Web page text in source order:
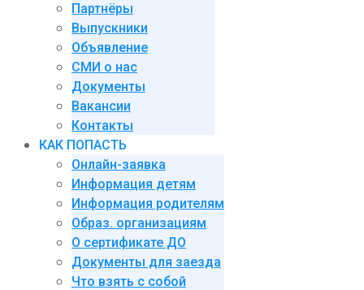
Партнёры
Выпускники
Объявление
СМИ о нас
Документы
Вакансии
Контакты
КАК ПОПАСТЬ
Онлайн-заявка
Информация детям
Информация родителям
Образ. организациям
О сертификате ДО
Документы для заезда
Что взять с собой